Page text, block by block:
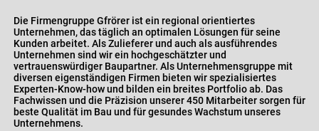
Die Firmengruppe Gfrörer ist ein regional orientiertes
Unternehmen, das täglich an optimalen Lösungen für seine
Kunden arbeitet. Als Zulieferer und auch als ausführendes
Unternehmen sind wir ein hochgeschätzter und
vertrauenswürdiger Baupartner. Als Unternehmensgruppe mit
diversen eigenständigen Firmen bieten wir spezialisiertes
Experten-Know-how und bilden ein breites Portfolio ab. Das
Fachwissen und die Präzision unserer 450 Mitarbeiter sorgen für
beste Qualität im Bau und für gesundes Wachstum unseres
Unternehmens.